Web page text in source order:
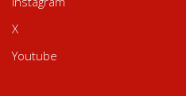
X
Youtube